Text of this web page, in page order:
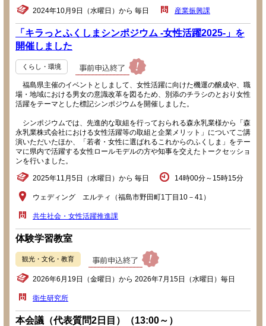
2024年10月9日（水曜日）から 毎日 産業振興課
「キラっとふくしまシンポジウム -女性活躍2025-」を
開催しました
くらし・環境
福島県主催のイベントとしまして、女性活躍に向けた機運の醸成や、職
場・地域における男女の意識改革を図るため、別添のチラシのとおり女性
活躍をテーマとした標記シンポジウムを開催しました。
シンポジウムでは、先進的な取組を行っておられる森永乳業様から「森
永乳業株式会社における女性活躍等の取組と企業メリット」についてご講
演いただいたほか、「若者・女性に選ばれるこれからのふくしま」をテー
マに県内で活躍する女性ロールモデルの方や知事を交えたトークセッショ
ンを行いました。
2025年11月5日（水曜日）から 毎日 14時00分～15時15分
ウェディング エルティ（福島市野田町1丁目10－41）
共生社会・女性活躍推進課
体験学習教室
観光・文化・教育
2026年6月19日（金曜日）から 2026年7月15日（水曜日）毎日
衛生研究所
本会議（代表質問2日目）（13:00～）